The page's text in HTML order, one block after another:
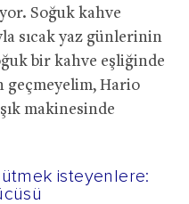
Soğuk kahve
sıcak yaz günlerinin
bir kahve eşliğinde
geçmeyelim, Hario
makinesinde
isteyenlere: